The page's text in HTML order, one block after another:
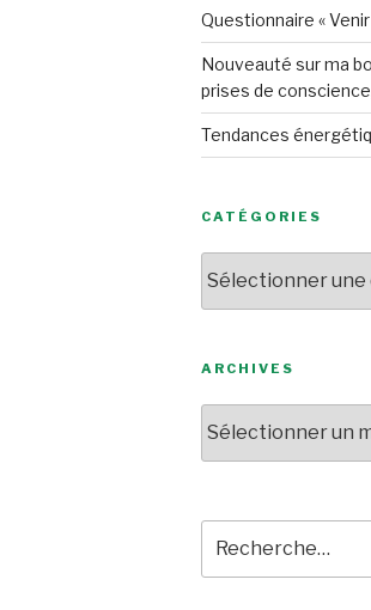
Questionnaire «
Nouveauté sur ma
prises de
Tendances
CATÉGORIES
ARCHIVES
pour
: